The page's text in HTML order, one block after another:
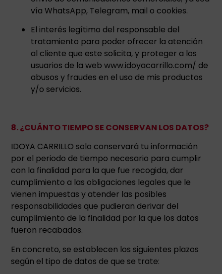
vía WhatsApp, Telegram, mail o cookies.
El interés legítimo del responsable del
tratamiento para poder ofrecer la atención
al cliente que este solicita, y proteger a los
usuarios de la web www.idoyacarrillo.com/ de
abusos y fraudes en el uso de mis productos
y/o servicios.
8. ¿CUÁNTO TIEMPO SE CONSERVAN LOS DATOS?
IDOYA CARRILLO solo conservará tu información
por el periodo de tiempo necesario para cumplir
con la finalidad para la que fue recogida, dar
cumplimiento a las obligaciones legales que le
vienen impuestas y atender las posibles
responsabilidades que pudieran derivar del
cumplimiento de la finalidad por la que los datos
fueron recabados.
En concreto, se establecen los siguientes plazos
según el tipo de datos de que se trate: